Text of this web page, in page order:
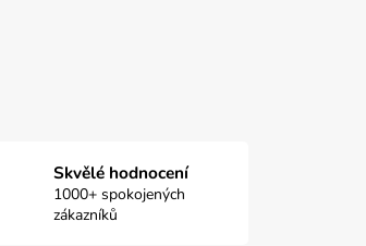
Skvělé hodnocení
1000+ spokojených
zákazníků